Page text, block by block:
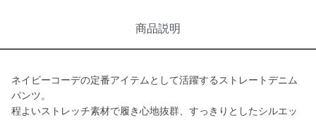
商品説明
ネイビーコーデの定番アイテムとして活躍するストレートデニム
パンツ。
程よいストレッチ素材で履き心地抜群、すっきりとしたシルエッ